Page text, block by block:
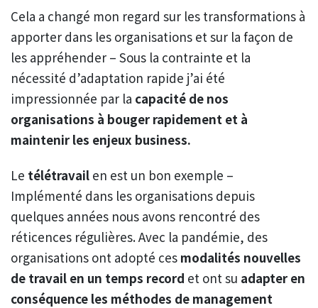
Cela a changé mon regard sur les transformations à
apporter dans les organisations et sur la façon de
les appréhender – Sous la contrainte et la
nécessité d’adaptation rapide j’ai été
impressionnée par la capacité de nos
organisations à bouger rapidement et à
maintenir les enjeux business.
Le télétravail en est un bon exemple –
Implémenté dans les organisations depuis
quelques années nous avons rencontré des
réticences régulières. Avec la pandémie, des
organisations ont adopté ces modalités nouvelles
de travail en un temps record et ont su adapter en
conséquence les méthodes de management